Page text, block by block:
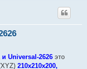
Universal-2626 это
210х210х200,